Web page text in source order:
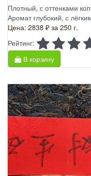
Плотный, с оттенками
Аромат глубокий, с
Цена: 2838 ₽ за 250 г.
Рейтинг:
В корзину